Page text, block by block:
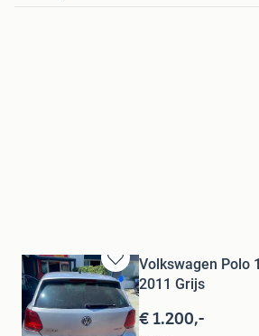
Bewaren
in
Mijn
Favorieten
Volkswagen Polo
2011 Grijs
€ 1.200,-